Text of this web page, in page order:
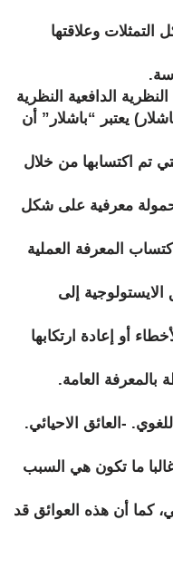
التمثلات وعلاقتها
النظرية الدافعية النظرية
يعتبر “باشلار” أن
تم اكتسابها من خلال
حمولة معرفية على شكل
المعرفة العملية
إلى
أو إعادة ارتكابها
بالمعرفة العامة.
-العائق الاحيائي.
ما تكون هي السبب
كما أن هذه العوائق قد